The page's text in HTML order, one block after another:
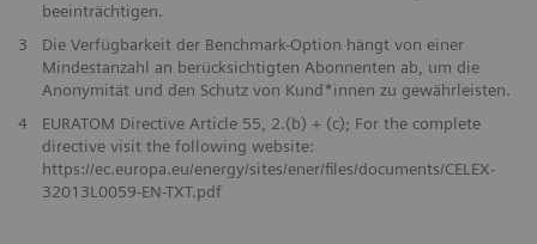
beeinträchtigen.
3
Die Verfügbarkeit der Benchmark-Option hängt von einer
Mindestanzahl an berücksichtigten Abonnenten ab, um die
Anonymität und den Schutz von Kund*innen zu gewährleisten.
4
EURATOM Directive Article 55, 2.(b) + (c); For the complete
directive visit the following website:
https://ec.europa.eu/energy/sites/ener/files/documents/CELEX-
32013L0059-EN-TXT.pdf